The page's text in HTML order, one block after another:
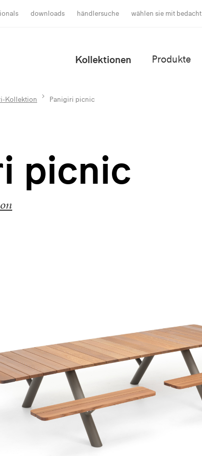
downloads händlersuche wählen sie mit bedacht
Kollektionen Produkte
Kollektion Panigiri picnic
picnic